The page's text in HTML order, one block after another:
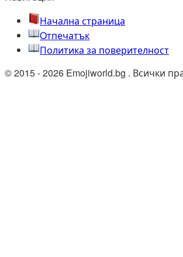
Начална страница
Oтпечатък
Политика за поверителност
© 2015 - 2026 Emojiworld.bg . Всички